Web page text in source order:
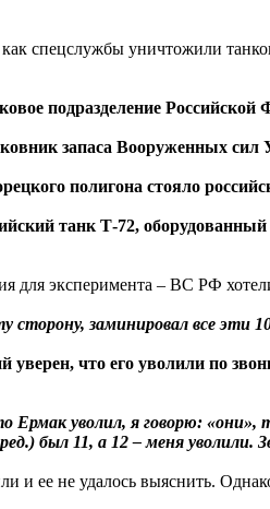
подразделение Российской
запаса Вооруженных
полигона стояло
танк Т-72,
для эксперимента – ВС РФ
заминировал все эти
уверен, что его уволили по
Ермак уволил, я говорю:
был 11, а 12 – меня уволили.
ее не удалось выяснить.